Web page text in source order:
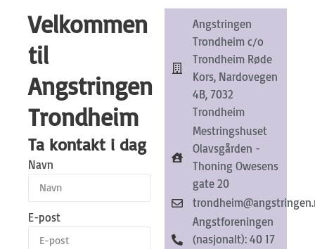
Lokallag
Velkommen
til
Angstringen
Trondheim
Ta kontakt i dag
Navn
E-post
Angstringen
Trondheim c/o
Trondheim Røde
Kors, Nardovegen
4B, 7032
Trondheim
Mestringshuset
Olavsgården -
Thoning Owesens
gate 20
Angstforeningen
(nasjonalt): 40 17